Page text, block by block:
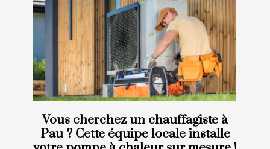
Vous cherchez un chauffagiste à
Pau ? Cette équipe locale installe